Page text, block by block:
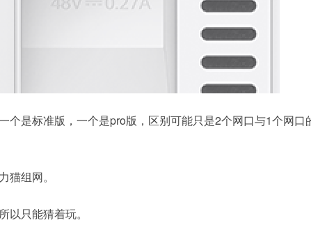
个是标准版，一个是pro版，区别可能只是2个网口与1个网口
猫组网。
以只能猜着玩。